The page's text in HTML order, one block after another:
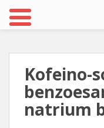
Kofeino-
natrium